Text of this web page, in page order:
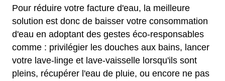
Pour réduire votre facture d'eau, la meilleure
solution est donc de baisser votre consommation
d'eau en adoptant des gestes éco-responsables
comme : privilégier les douches aux bains, lancer
votre lave-linge et lave-vaisselle lorsqu'ils sont
pleins, récupérer l'eau de pluie, ou encore ne pas